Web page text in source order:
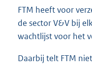
FTM heeft voor
de sector V&V bij
wachtlijst voor het
Daarbij telt FTM